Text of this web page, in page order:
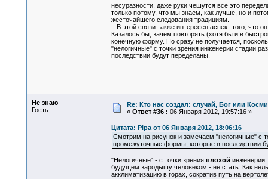
несуразности, даже руки чешутся все это
только потому, что мы знаем, как лучше, но и
жесточайшего следования традициям.
В этой связи также интересен аспект того, что
Казалось бы, зачем повторять (хотя бы и в
конечную форму. Но сразу не получается,
"нелогичные" с точки зрения инженерии стадии
последствии будут переделаны.
Не знаю
Гость
Re: Кто нас создал: случай, Бог или
« Ответ #36 : 06 Января 2012, 19:57:16 »
Цитата: Pipa от 06 Января 2012, 18:06:16
Смотрим на рисунок и замечаем "нелогичные" с
промежуточные формы, которые в последствии
"Нелогичные" - с точки зрения плохой
будущем зародышу человеком - не стать. Как
акклиматизацию в горах, сократив путь на